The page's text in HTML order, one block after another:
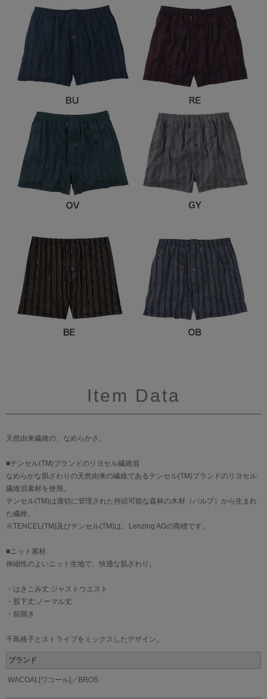
Item Data
天然由来繊維の、なめらかさ。
■テンセル(TM)ブランドのリヨセル繊維混
なめらかな肌ざわりの天然由来の繊維であるテンセル(TM)ブランドのリヨセル
繊維混素材を使用。
テンセル(TM)は適切に管理された持続可能な森林の木材（パルプ）から生まれ
た繊維。
※TENCEL(TM)及びテンセル(TM)は、Lenzing AGの商標です。
■ニット素材
伸縮性のよいニット生地で、快適な肌ざわり。
・はきこみ丈:ジャストウエスト
・股下丈:ノーマル丈
・前開き
千鳥格子とストライプをミックスしたデザイン。
ブランド
WACOAL[ワコール]／BROS